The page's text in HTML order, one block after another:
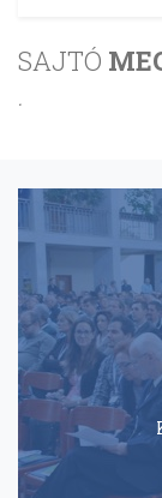
SAJTÓ
.